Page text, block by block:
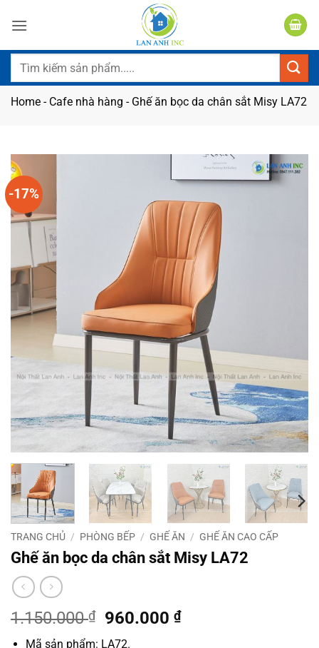
qua
dung
Tìm
Home - Cafe nhà hàng - Ghế ăn bọc da chân sắt Misy LA72
-17%
TRANG CHỦ / PHÒNG BẾP / GHẾ ĂN / GHẾ ĂN CAO CẤP
Ghế ăn bọc da chân sắt Misy LA72
1.150.000₫
Giá
gốc
960.000₫Giá
Mã sản phẩm: LA72.